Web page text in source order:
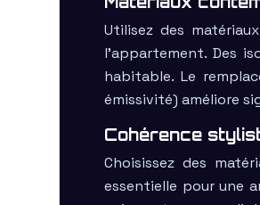
Utilisez des
l’appartement. Des
habitable. Le
émissivité) améliore
Cohérence
Choisissez des
essentielle pour une